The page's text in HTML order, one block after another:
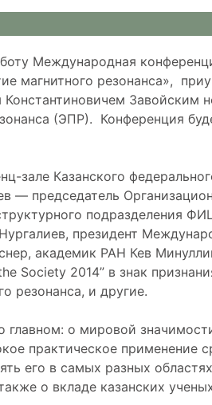
Международная
магнитного резонанса»,
Завойским
(ЭПР). Конференция
зале Казанского
— председатель
подразделения
президент
академик РАН Кев
Society 2014” в знак
резонанса, и другие.
о мировой
практическое применение
его в самых разных
о вкладе казанских